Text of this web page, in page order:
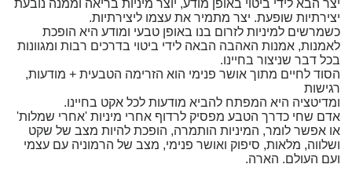
יצר הבא לידי ביטוי באופן מודע, יוצר מיניות בריאה וממנה נובעת
יצירתיות שופעת. יצר מתמיר את עצמו ליצירתיות.
כשמרשים למיניות לזרום בנו באופן טבעי ומודע היא הופכת
לאמנות, אמנות האהבה הבאה לידי ביטוי בדרכים רבות ומגוונות
בכל דבר שניצור בחיינו.
הסוד לחיים מתוך אושר פנימי הוא הזרימה הטבעית + מודעות,
רגישות
ומדיטציה היא המפתח להביא מודעות לכל אקט בחיינו.
אדם שחי כדרך הטבע מפסיק לרדוף אחרי מיניות 'אחרי שמלות'
או אפשר לומר, המיניות הותמרה, הופכת להיות מצב של שקט
ושלווה, מלאות, סיפוק ואושר פנימי, מצב של הרמוניה עם עצמי
ועם העולם. הארה.